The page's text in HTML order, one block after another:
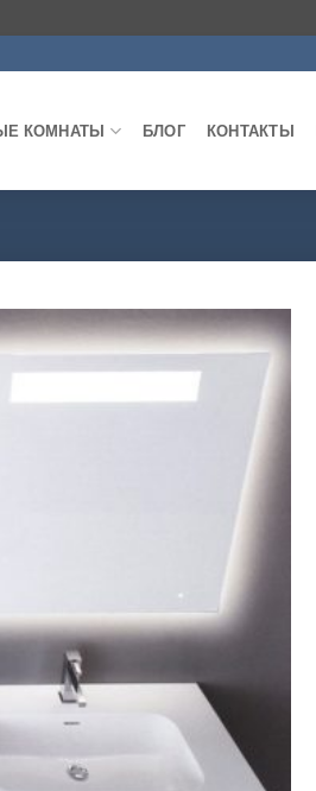
КОМНАТЫ БЛОГ КОНТАКТЫ